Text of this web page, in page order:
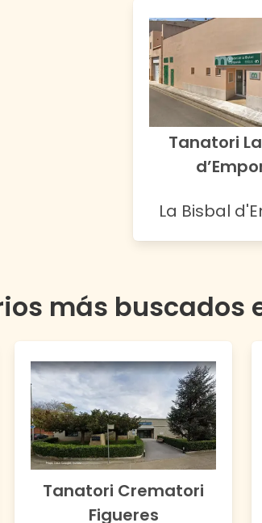
Tanatori
La Bisbal
más buscados
Tanatori Crematori
Figueres